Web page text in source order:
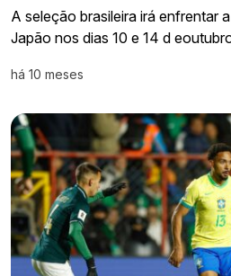
A seleção brasileira irá enfrentar
Japão nos dias 10 e 14 d
há 10 meses